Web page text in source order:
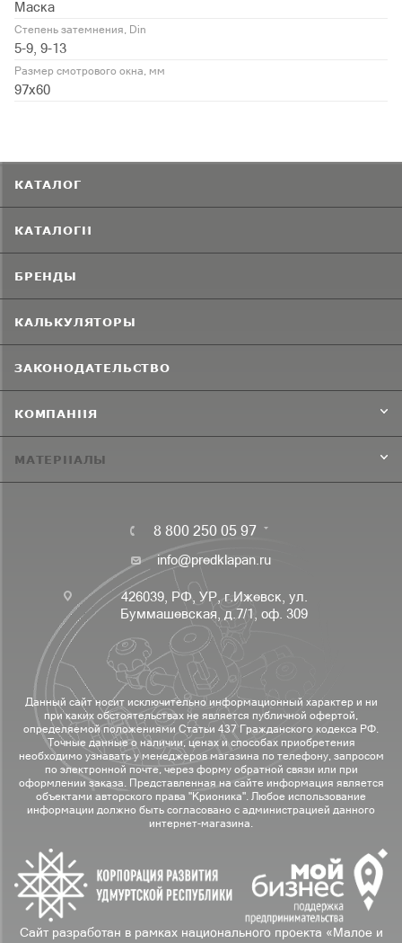
Маска
Степень затемнения, Din
5-9, 9-13
Размер смотрового окна, мм
97х60
КАТАЛОГ
КАТАЛОГИ
БРЕНДЫ
КАЛЬКУЛЯТОРЫ
ЗАКОНОДАТЕЛЬСТВО
КОМПАНИЯ
МАТЕРИАЛЫ
8 800 250 05 97
info@predklapan.ru
426039, РФ, УР, г.Ижевск, ул.
Буммашевская, д.7/1, оф. 309
Данный сайт носит исключительно информационный характер и ни
при каких обстоятельствах не является публичной офертой,
определяемой положениями Статьи 437 Гражданского кодекса РФ.
Точные данные о наличии, ценах и способах приобретения
необходимо узнавать у менеджеров магазина по телефону, запросом
по электронной почте, через форму обратной связи или при
оформлении заказа. Представленная на сайте информация является
объектами авторского права "Крионика". Любое использование
информации должно быть согласовано с администрацией данного
интернет-магазина.
Сайт разработан в рамках национального проекта «Малое и